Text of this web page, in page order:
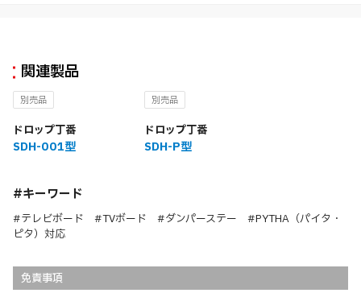
関連製品
別売品
ドロップ丁番
SDH-001型
別売品
ドロップ丁番
SDH-P型
#キーワード
#テレビボード #TVボード #ダンパーステー #PYTHA（パイタ・
ピタ）対応
免責事項